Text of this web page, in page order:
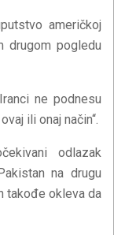
američkoj
drugom pogledu
ne podnesu
ili onaj način“.
odlazak
na drugu
takođe okleva da